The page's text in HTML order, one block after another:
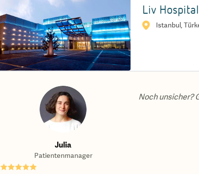
Liv
Istanbul,
Julia
Patientenmanager
Noch unsicher?
★★★★★